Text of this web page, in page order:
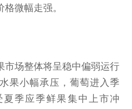
微幅走强。
市场整体将呈稳中偏弱运行
果小幅承压，葡萄进入季
季应季鲜果集中上市冲